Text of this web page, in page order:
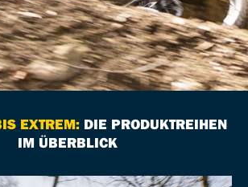
EXTREM: DIE PRODUKTREIHEN
IM ÜBERBLICK